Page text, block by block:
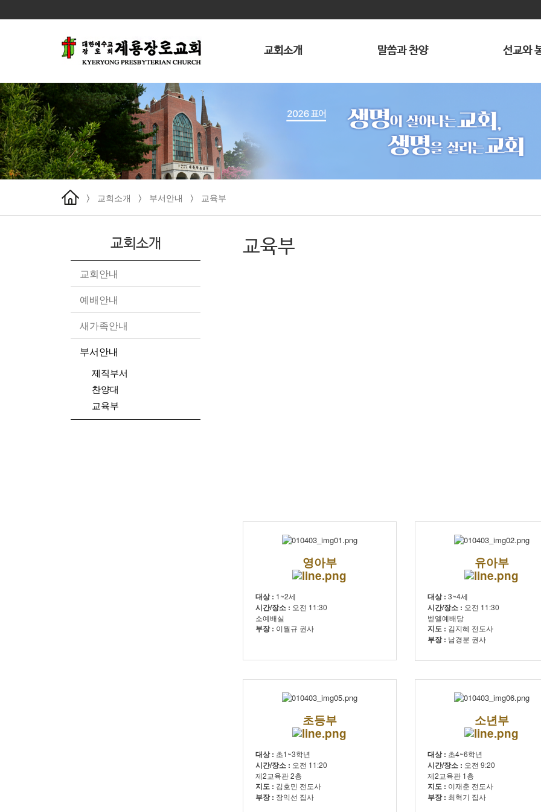
교회소개 말씀과 찬양 선교와
> 교회소개 > 부서안내 > 교육부
교회소개
교회안내
예배안내
새가족안내
부서안내
제직부서
찬양대
교육부
교육부
영아부
대상 : 1~2세
시간/장소 : 오전 11:30
소예배실
부장 : 이월규 권사
유아부
대상 : 3~4세
시간/장소 : 오전 11:30
벧엘예배당
지도 : 김지혜 전도사
부장 : 남경분 권사
초등부
대상 : 초1~3학년
시간/장소 : 오전 11:20
제2교육관 2층
지도 : 김호민 전도사
부장 : 장익선 집사
소년부
대상 : 초4~6학년
시간/장소 : 오전 9:20
제2교육관 1층
지도 : 이재춘 전도사
부장 : 최혁기 집사